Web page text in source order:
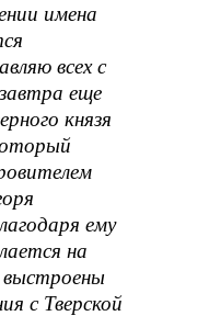
имена
всех с
еще
князя
ему
на
выстроены
с Тверской